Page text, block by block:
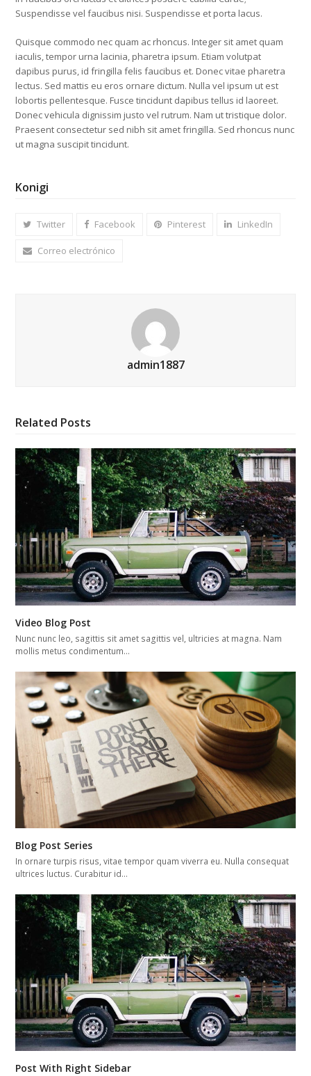
Suspendisse vel faucibus nisi. Suspendisse et porta lacus.
Quisque commodo nec quam ac rhoncus. Integer sit amet quam
iaculis, tempor urna lacinia, pharetra ipsum. Etiam volutpat
dapibus purus, id fringilla felis faucibus et. Donec vitae pharetra
lectus. Sed mattis eu eros ornare dictum. Nulla vel ipsum ut est
lobortis pellentesque. Fusce tincidunt dapibus tellus id laoreet.
Donec vehicula dignissim justo vel rutrum. Nam ut tristique dolor.
Praesent consectetur sed nibh sit amet fringilla. Sed rhoncus nunc
ut magna suscipit tincidunt.
Konigi
Twitter Facebook Pinterest LinkedIn
Correo electrónico
admin1887
Related Posts
Video Blog Post
Nunc nunc leo, sagittis sit amet sagittis vel, ultricies at magna. Nam
mollis metus condimentum…
Blog Post Series
In ornare turpis risus, vitae tempor quam viverra eu. Nulla consequat
ultrices luctus. Curabitur id…
Post With Right Sidebar